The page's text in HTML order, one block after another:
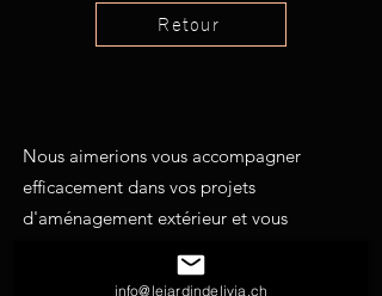
Retour
Nous aimerions vous accompagner
efficacement dans vos projets
d'aménagement extérieur et vous
suggérer les meilleures solutions
possibles. N'hésitez pas à nous solliciter
info@lejardindelivia.ch